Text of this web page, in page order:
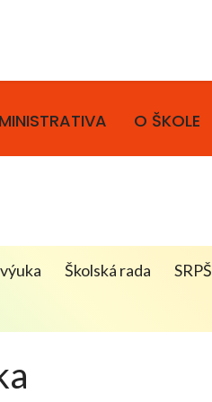
O ŠKOLE
Školská rada SRPŠ